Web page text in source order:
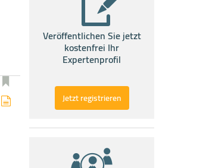
Veröffentlichen Sie jetzt
kostenfrei Ihr
Expertenprofil
Jetzt registrieren